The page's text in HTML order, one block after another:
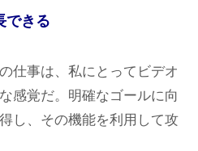
できる
仕事は、私にとってビデオ
感覚だ。明確なゴールに向
し、その機能を利用して攻